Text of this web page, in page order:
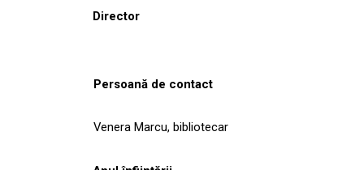
Director
Persoană de contact
Venera Marcu, bibliotecar